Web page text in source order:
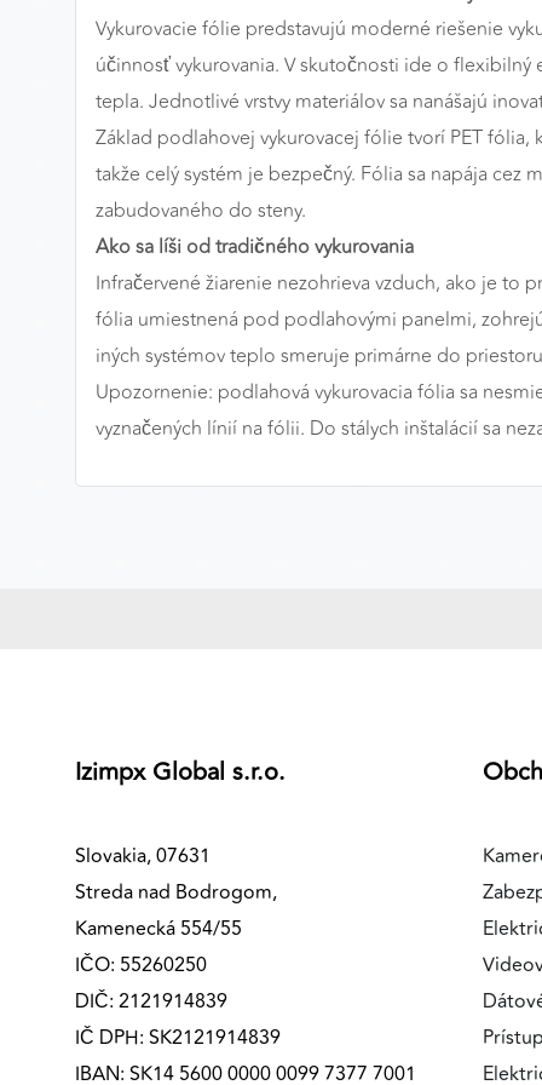
Vykurovacie fólie predstavujú moderné riešenie
účinnosť vykurovania. V skutočnosti ide o
tepla. Jednotlivé vrstvy materiálov sa nanášajú
Základ podlahovej vykurovacej fólie tvorí PET
takže celý systém je bezpečný. Fólia sa napája
zabudovaného do steny.
Ako sa líši od tradičného vykurovania
Infračervené žiarenie nezohrieva vzduch, ako je to
fólia umiestnená pod podlahovými panelmi,
iných systémov teplo smeruje primárne do
Upozornenie: podlahová vykurovacia fólia sa
vyznačených línií na fólii. Do stálych inštalácií sa
Izimpx Global s.r.o.
Slovakia, 07631
Streda nad Bodrogom,
Kamenecká 554/55
IČO: 55260250
DIČ: 2121914839
IČ DPH: SK2121914839
IBAN: SK14 5600 0000 0099 7377 7001
Preferenčné cookies
ANALYTICKÉ COOKIES
Analytické cookies nám umožňujú meranie výkonu
nášho webu. Ich pomocou určujeme počet návštev a
pomocou týchto cookies spracovávame anonymne a
súhrnne, bez použitia identifikátorov, ktoré ukazujú na
konkrétnych používateľov nášho webu. Vďaka týmto
cookies môžeme optimalizovať výkon a funkčnosť
Google Analytics
Poskytovateľ: Google
Google Ads